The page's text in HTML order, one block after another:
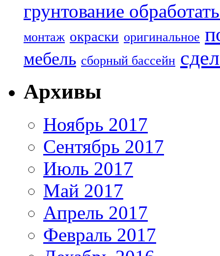
грунтование
монтаж окраски оригинальное
мебель сборный бассейн
Архивы
Ноябрь 2017
Сентябрь 2017
Июль 2017
Май 2017
Апрель 2017
Февраль 2017